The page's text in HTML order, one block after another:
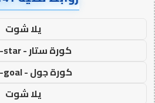
يلا شوت
كورة ستار - koora-star
كورة جول - koora-goal
يلا شوت